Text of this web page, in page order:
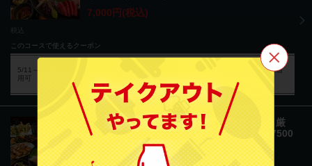
7,000円 (税込)
税込
このコースで使えるクーポン
5/11～コース限定【ご来店人数×1000円OFF！】※プレミアム飲み放題コースにも適
用可
1000円OFFプレ飲み放【豪華満喫コース】厳
選刺身・焼鳥・白老牛・鰻等全10品120分7500
円→6500円
10品 2名 飲み放題あり
この店舗情報をシェアする
焼き鳥・海鮮 居酒屋 鳥太郎 手稲店
北海道札幌市手稲区手稲本町１条３‐５‐３
https://toritaro-teine.owst.jp/